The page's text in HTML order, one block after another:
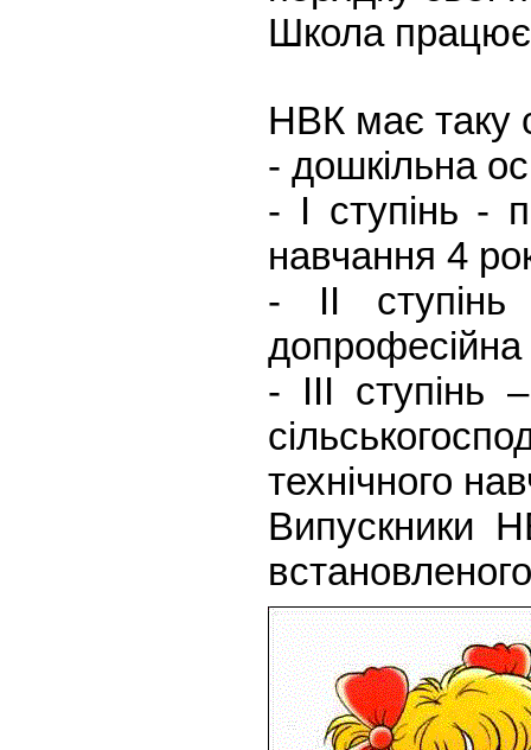
Школа
НВК має таку
- дошкільна
- І ступінь -
навчання 4
- ІІ
допрофесійна
- ІІІ
технічного
Випускники